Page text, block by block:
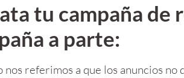
tu campaña de
a parte:
nos referimos a que los anuncios no